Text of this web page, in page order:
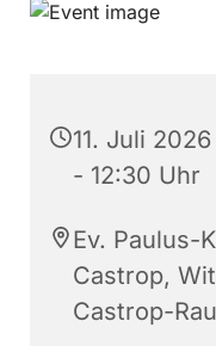
11. Juli
- 12:30 Uhr
Ev. Paulus-
Castrop,
Castrop-